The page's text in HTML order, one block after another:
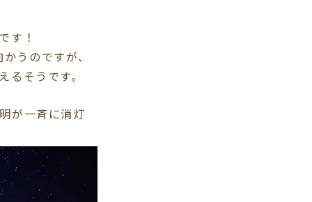
す！
うのですが、
そうです。
が一斉に消灯